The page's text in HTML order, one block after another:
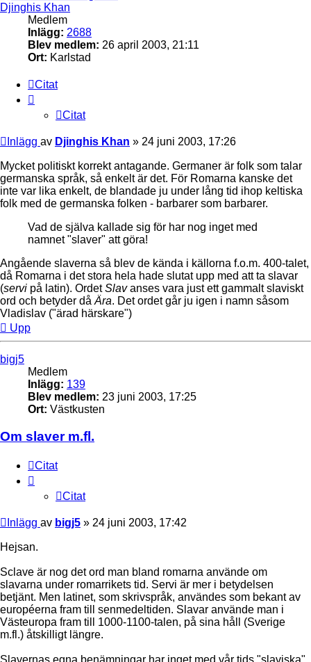
Djinghis Khan
Medlem
Inlägg: 2688
Blev medlem: 26 april 2003, 21:11
Ort: Karlstad
Citat
Citat
Inlägg av Djinghis Khan » 24 juni 2003, 17:26
Mycket politiskt korrekt antagande. Germaner är folk som talar
germanska språk, så enkelt är det. För Romarna kanske det
inte var lika enkelt, de blandade ju under lång tid ihop keltiska
folk med de germanska folken - barbarer som barbarer.
Vad de själva kallade sig för har nog inget med
namnet "slaver" att göra!
Angående slaverna så blev de kända i källorna f.o.m. 400-talet,
då Romarna i det stora hela hade slutat upp med att ta slavar
(servi på latin). OrdetSlavanses vara just ett gammalt slaviskt
ord och betyder då Ära. Det ordet går ju igen i namn såsom
Vladislav ("ärad härskare")
Upp
bigj5
Medlem
Inlägg: 139
Blev medlem: 23 juni 2003, 17:25
Ort: Västkusten
Om slaver m.fl.
Citat
Citat
Inlägg av bigj5 » 24 juni 2003, 17:42
Hejsan.
Sclave är nog det ord man bland romarna använde om
slavarna under romarrikets tid. Servi är mer i betydelsen
betjänt. Men latinet, som skrivspråk, användes som bekant av
européerna fram till senmedeltiden. Slavar använde man i
Västeuropa fram till 1000-1100-talen, på sina håll (Sverige
m.fl.) åtskilligt längre.
Slavernas egna benämningar har inget med vår tids "slaviska"